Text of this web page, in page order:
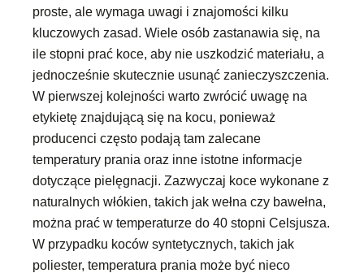
proste, ale wymaga uwagi i znajomości kilku
kluczowych zasad. Wiele osób zastanawia się, na
ile stopni prać koce, aby nie uszkodzić materiału, a
jednocześnie skutecznie usunąć zanieczyszczenia.
W pierwszej kolejności warto zwrócić uwagę na
etykietę znajdującą się na kocu, ponieważ
producenci często podają tam zalecane
temperatury prania oraz inne istotne informacje
dotyczące pielęgnacji. Zazwyczaj koce wykonane z
naturalnych włókien, takich jak wełna czy bawełna,
można prać w temperaturze do 40 stopni Celsjusza.
W przypadku koców syntetycznych, takich jak
poliester, temperatura prania może być nieco